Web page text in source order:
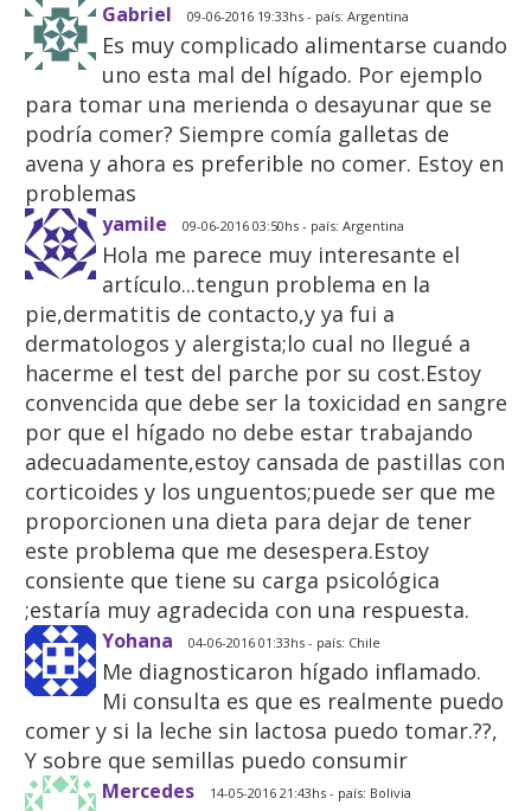
Gabriel 09-06-2016 19:33hs - país: Argentina
Es muy complicado alimentarse cuando
uno esta mal del hígado. Por ejemplo
para tomar una merienda o desayunar que se
podría comer? Siempre comía galletas de
avena y ahora es preferible no comer. Estoy en
problemas
yamile 09-06-2016 03:50hs - país: Argentina
Hola me parece muy interesante el
artículo...tengun problema en la
pie,dermatitis de contacto,y ya fui a
dermatologos y alergista;lo cual no llegué a
hacerme el test del parche por su cost.Estoy
convencida que debe ser la toxicidad en sangre
por que el hígado no debe estar trabajando
adecuadamente,estoy cansada de pastillas con
corticoides y los unguentos;puede ser que me
proporcionen una dieta para dejar de tener
este problema que me desespera.Estoy
consiente que tiene su carga psicológica
;estaría muy agradecida con una respuesta.
Yohana 04-06-2016 01:33hs - país: Chile
Me diagnosticaron hígado inflamado.
Mi consulta es que es realmente puedo
comer y si la leche sin lactosa puedo tomar.??,
Y sobre que semillas puedo consumir
Mercedes 14-05-2016 21:43hs - país: Bolivia